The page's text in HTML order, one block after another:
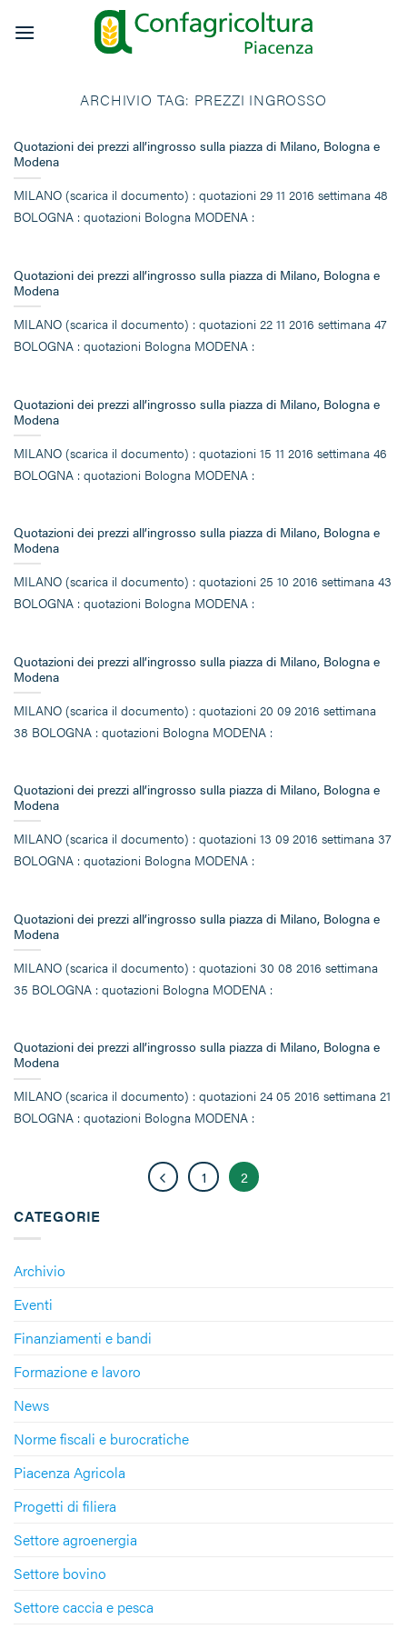
ARCHIVIO TAG: PREZZI INGROSSO
CATEGORIE
Archivio
Eventi
Finanziamenti e bandi
Formazione e lavoro
News
Norme fiscali e burocratiche
Piacenza Agricola
Progetti di filiera
Settore agroenergia
Settore bovino
Settore caccia e pesca
Quotazioni dei prezzi all’ingrosso sulla piazza di Milano, Bologna e
Modena
MILANO (scarica il documento) : quotazioni 29 11 2016 settimana 48
BOLOGNA : quotazioni Bologna MODENA :
Quotazioni dei prezzi all’ingrosso sulla piazza di Milano, Bologna e
Modena
MILANO (scarica il documento) : quotazioni 22 11 2016 settimana 47
BOLOGNA : quotazioni Bologna MODENA :
Quotazioni dei prezzi all’ingrosso sulla piazza di Milano, Bologna e
Modena
MILANO (scarica il documento) : quotazioni 15 11 2016 settimana 46
BOLOGNA : quotazioni Bologna MODENA :
Quotazioni dei prezzi all’ingrosso sulla piazza di Milano, Bologna e
Modena
MILANO (scarica il documento) : quotazioni 25 10 2016 settimana 43
BOLOGNA : quotazioni Bologna MODENA :
Quotazioni dei prezzi all’ingrosso sulla piazza di Milano, Bologna e
Modena
MILANO (scarica il documento) : quotazioni 20 09 2016 settimana
38 BOLOGNA : quotazioni Bologna MODENA :
Quotazioni dei prezzi all’ingrosso sulla piazza di Milano, Bologna e
Modena
MILANO (scarica il documento) : quotazioni 13 09 2016 settimana 37
BOLOGNA : quotazioni Bologna MODENA :
Quotazioni dei prezzi all’ingrosso sulla piazza di Milano, Bologna e
Modena
MILANO (scarica il documento) : quotazioni 30 08 2016 settimana
35 BOLOGNA : quotazioni Bologna MODENA :
Quotazioni dei prezzi all’ingrosso sulla piazza di Milano, Bologna e
Modena
MILANO (scarica il documento) : quotazioni 24 05 2016 settimana 21
BOLOGNA : quotazioni Bologna MODENA :
1 2